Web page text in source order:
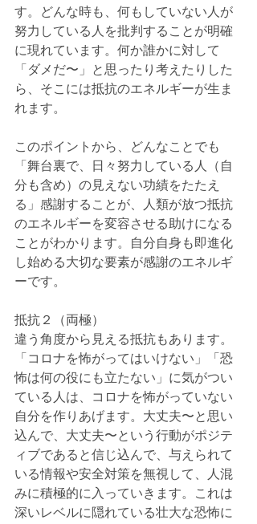
す。どんな時も、何もしていない人が
努力している人を批判することが明確
に現れています。何か誰かに対して
「ダメだ〜」と思ったり考えたりした
ら、そこには抵抗のエネルギーが生ま
れます。
このポイントから、どんなことでも
「舞台裏で、日々努力している人（自
分も含め）の見えない功績をたたえ
る」感謝することが、人類が放つ抵抗
のエネルギーを変容させる助けになる
ことがわかります。
自分自身も即進化
し始める大切な要素が感謝のエネルギ
ーです。
抵抗２（両極）
違う角度から見える抵抗もあります。
「コロナを怖がってはいけない」「恐
怖は何の役にも立たない」に気がつい
ている人は、コロナを怖がっていない
自分を作りあげます。大丈夫〜と思い
込んで、大丈夫〜という行動がポジテ
ィブであると信じ込んで、与えられて
いる情報や安全対策を無視して、人混
みに積極的に入っていきます。これは
深いレベルに隠れている壮大な恐怖に